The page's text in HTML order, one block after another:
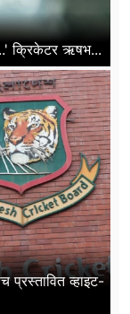
क्रिकेटर ऋषभ...
व्हाइट-